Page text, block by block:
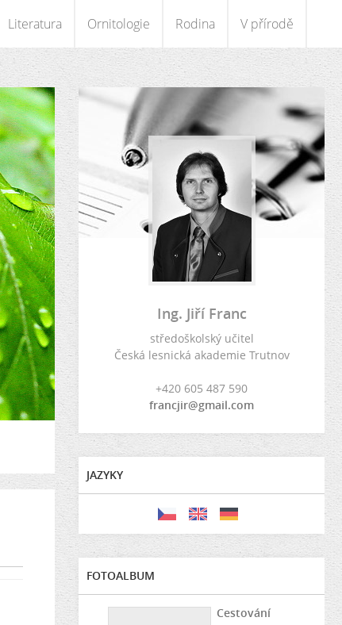
Literatura Ornitologie Rodina V přírodě
Ing. Jiří Franc
středoškolský učitel
Česká lesnická akademie Trutnov
+420 605 487 590
francjir@gmail.com
JAZYKY
FOTOALBUM
Cestování